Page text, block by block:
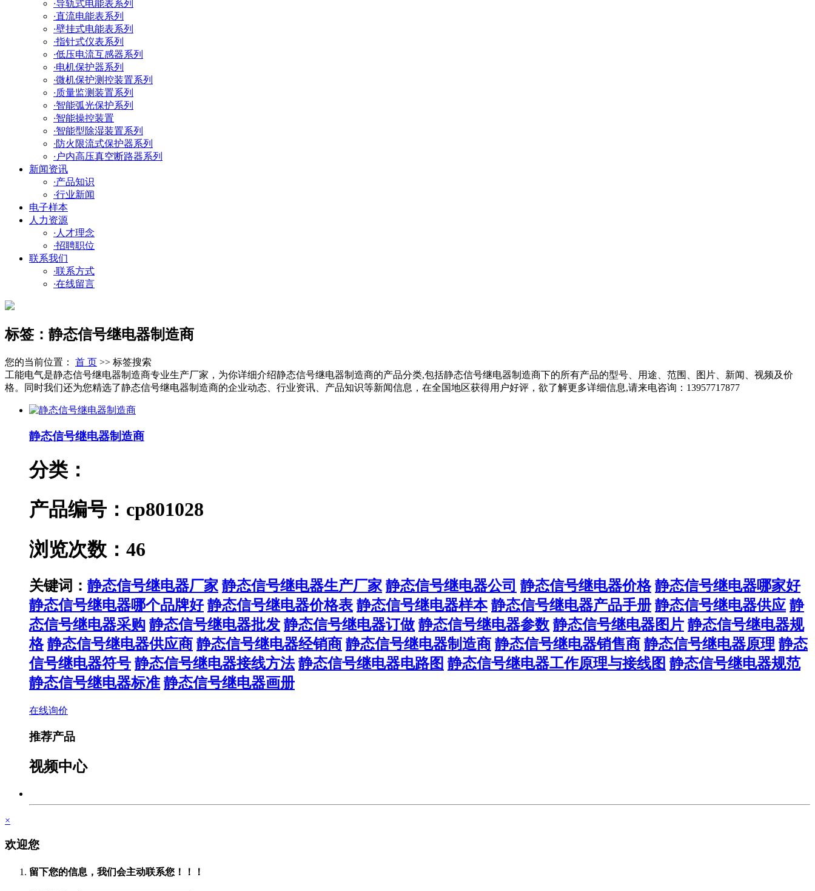
·导轨式电能表系列
·直流电能表系列
·壁挂式电能表系列
·指针式仪表系列
·低压电流互感器系列
·电机保护器系列
·微机保护测控装置系列
·质量监测装置系列
·智能弧光保护系列
·智能操控装置
·智能型除湿装置系列
·防火限流式保护器系列
· 户内高压真空断路器系列
新闻资讯
·产品知识
·行业新闻
电子样本
人力资源
· 人才理念
·招聘职位
联系我们
·联系方式
·在线留言
标签：静态信号继电器制造商
您的当前位置： 首 页 >> 标签搜索
工能电气是静态信号继电器制造商专业生产厂家，为你详细介绍静态信号继电器制造商的产品分类,包括静态信号继电器制造商下的所有产品的型号、用途、范围、图片、新闻、视频及价
格。同时我们还为您精选了静态信号继电器制造商的企业动态、行业资讯、产品知识等新闻信息，在全国地区获得用户好评，欲了解更多详细信息,请来电咨询：13957717877
静态信号继电器制造商
分类：
产品编号：cp801028
浏览次数：46
关键词： 静态信号继电器厂家 静态信号继电器生产厂家 静态信号继电器公司 静态信号继电器价格 静态信号继电器哪家好
静态信号继电器哪个品牌好 静态信号继电器价格表 静态信号继电器样本 静态信号继电器产品手册 静态信号继电器供应 静
态信号继电器采购 静态信号继电器批发 静态信号继电器订做 静态信号继电器参数 静态信号继电器图片 静态信号继电器规
格 静态信号继电器供应商 静态信号继电器经销商 静态信号继电器制造商 静态信号继电器销售商 静态信号继电器原理 静态
信号继电器符号 静态信号继电器接线方法 静态信号继电器电路图 静态信号继电器工作原理与接线图 静态信号继电器规范
静态信号继电器标准 静态信号继电器画册
在线询价
推荐产品
视频中心
×
欢迎您
留下您的信息，我们会主动联系您！！！